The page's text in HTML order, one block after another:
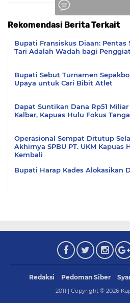
Rekomendasi Berita Terkait
Bupati Fransiskus Diaan: Pentas
Tari Adalah Wadah bagi
Bupati Sebut Turnamen
Upaya untuk Cari Bibit Atlet
Dapat Suntikan Dana Rp51
Kalbar, Kapuas Hulu Fokus
Operasional Sempat Ditutup
Akhirnya SPBU PT. UKM Kapuas
Kembali
Bupati Harap Kades Alokasikan
Redaksi Pedoman Siber
2011 | Copyright © 2026